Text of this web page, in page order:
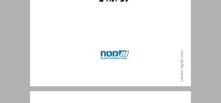
תוכן עניינים ... 3